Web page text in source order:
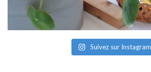
Suivez sur Instagram